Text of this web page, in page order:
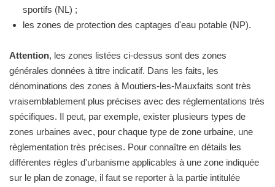
sportifs (NL) ;
les zones de protection des captages d'eau potable (NP).
Attention, les zones listées ci-dessus sont des zones
générales données à titre indicatif. Dans les faits, les
dénominations des zones à Moutiers-les-Mauxfaits sont très
vraisemblablement plus précises avec des règlementations très
spécifiques. Il peut, par exemple, exister plusieurs types de
zones urbaines avec, pour chaque type de zone urbaine, une
règlementation très précises. Pour connaître en détails les
différentes règles d'urbanisme applicables à une zone indiquée
sur le plan de zonage, il faut se reporter à la partie intitulée